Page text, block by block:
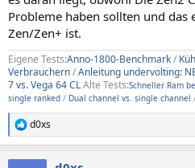
Probleme haben sollten und das
Zen/Zen+ ist.
Eigene Tests:Anno-1800-Benchmark/
Verbrauchern/Anleitung undervolting:
7 vs. Vega 64 CLAlte Tests:Schneller Ram
single ranked / Dual channel vs. single channel
R
e
d0xs